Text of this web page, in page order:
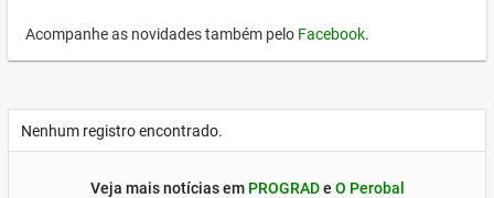
Acompanhe as novidades também pelo Facebook.
Nenhum registro encontrado.
Veja mais notícias em PROGRADe O Perobal